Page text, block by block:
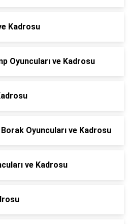
Kadrosu
Oyuncuları ve Kadrosu
Oyuncuları ve Kadrosu
ve Kadrosu